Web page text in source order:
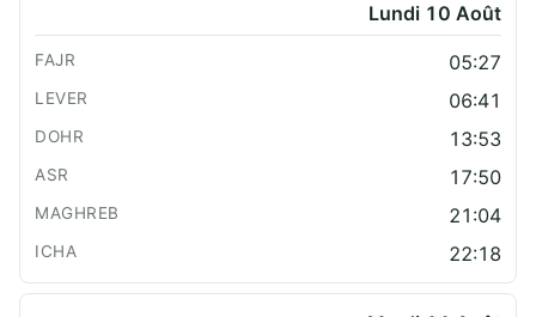
Lundi 10 Août
05:27
06:41
13:53
17:50
21:04
22:18